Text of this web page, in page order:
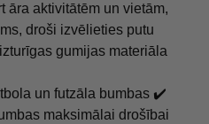
āra aktivitātēm un vietām,
droši izvēlieties putu
gumijas materiāla
un futzāla bumbas ✔️
maksimālai drošībai